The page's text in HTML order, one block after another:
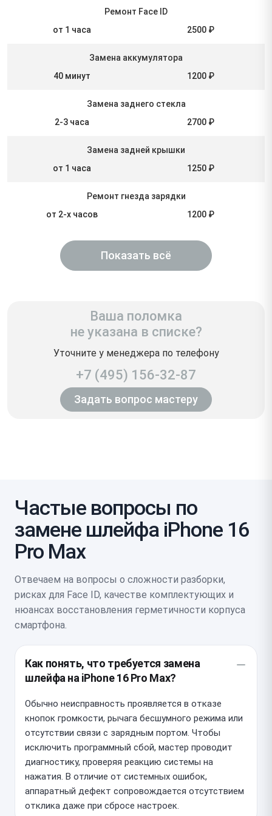
Ремонт Face ID
от 1 часа
2500 ₽
Замена аккумулятора
40 минут
1200 ₽
Замена заднего стекла
2-3 часа
2700 ₽
Замена задней крышки
от 1 часа
1250 ₽
Ремонт гнезда зарядки
от 2-х часов
1200 ₽
Показать всё
Ваша поломка
не указана в списке?
Уточните у менеджера по телефону
+7 (495) 156-32-87
Задать вопрос мастеру
Частые вопросы по
замене шлейфа iPhone 16
Pro Max
Отвечаем на вопросы о сложности разборки,
рисках для Face ID, качестве комплектующих и
нюансах восстановления герметичности корпуса
смартфона.
Как понять, что требуется замена
шлейфа на iPhone 16 Pro Max?
Обычно неисправность проявляется в отказе
кнопок громкости, рычага бесшумного режима или
отсутствии связи с зарядным портом. Чтобы
исключить программный сбой, мастер проводит
диагностику, проверяя реакцию системы на
нажатия. В отличие от системных ошибок,
аппаратный дефект сопровождается отсутствием
отклика даже при сбросе настроек.